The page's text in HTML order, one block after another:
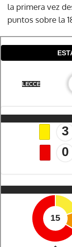
la primera vez
puntos sobre la